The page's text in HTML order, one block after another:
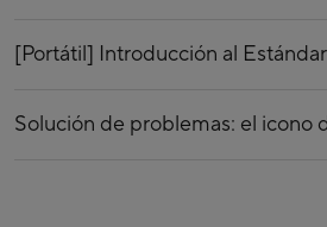
[Portátil] Introducción al
Solución de problemas: el icono